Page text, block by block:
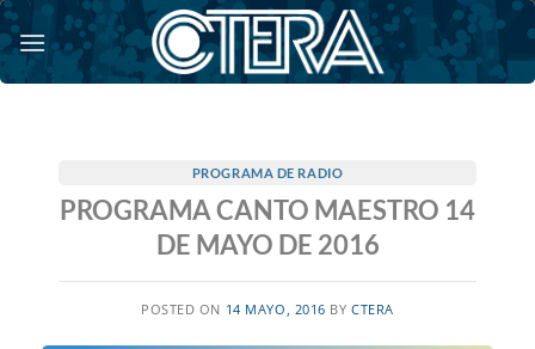
Saltar
al
contenido
PROGRAMA DE RADIO
PROGRAMA CANTO MAESTRO 14
DE MAYO DE 2016
POSTED ON 14 MAYO, 2016 BYCTERA